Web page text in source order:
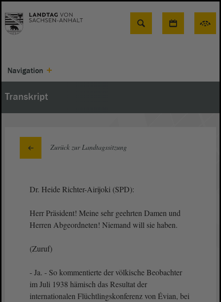
Suche
Navigation
Transkript
Zurück zur Landtagssitzung
Dr. Heide Richter-Airijoki (SPD):
Herr Präsident! Meine sehr geehrten Damen und
Herren Abgeordneten! Niemand will sie haben.
(Zuruf)
- Ja. - So kommentierte der völkische Beobachter
im Juli 1938 hämisch das Resultat der
internationalen Flüchtlingskonferenz von Évian, bei